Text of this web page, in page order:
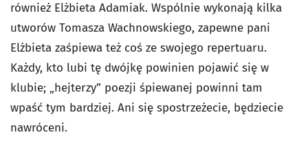
również Elżbieta Adamiak. Wspólnie wykonają kilka
utworów Tomasza Wachnowskiego, zapewne pani
Elżbieta zaśpiewa też coś ze swojego repertuaru.
Każdy, kto lubi tę dwójkę powinien pojawić się w
klubie; „hejterzy” poezji śpiewanej powinni tam
wpaść tym bardziej. Ani się spostrzeżecie, będziecie
nawróceni.